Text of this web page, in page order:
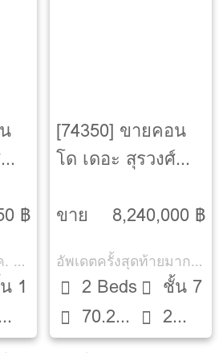
By฿
อัพเดตล่าสุด 31 ก.ค. 2569
1
[74350] ขายคอน
โด เดอะ สุรวงศ์
[The Surawong By
Soon]
ขาย 8,240,000 ฿
อัพเดตครั้งสุดท้ายมากกว่า 30 วัน
2 Beds
70.29
ตรม.
ชั้น 7
2
ห้องน้ำ